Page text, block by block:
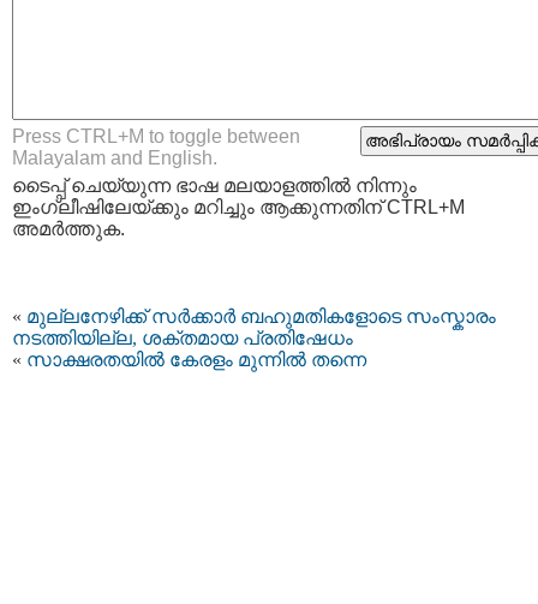
Press CTRL+M to toggle between
Malayalam and English.
ടൈപ്പ്‌ ചെയ്യുന്ന ഭാഷ മലയാളത്തില്‍ നിന്നും
ഇംഗ്ലീഷിലേയ്ക്കും മറിച്ചും ആക്കുന്നതിന് CTRL+M
അമര്‍ത്തുക.
« മുല്ലനേഴിക്ക് സര്‍ക്കാര്‍ ബഹുമതികളോടെ സംസ്കാരം
നടത്തിയില്ല, ശക്തമായ പ്രതിഷേധം
« സാക്ഷരതയില്‍ കേരളം മുന്നില്‍ തന്നെ